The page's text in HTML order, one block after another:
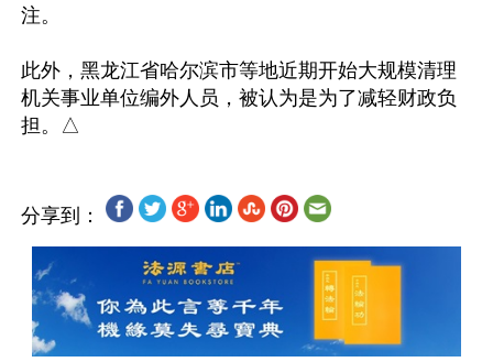
注。
此外，黑龙江省哈尔滨市等地近期开始大规模清理
机关事业单位编外人员，被认为是为了减轻财政负
分享到：